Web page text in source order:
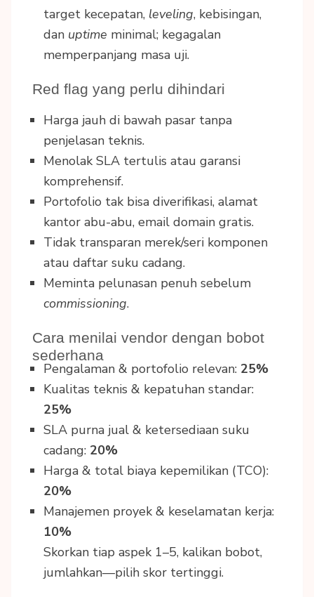
target kecepatan, leveling, kebisingan,
dan uptime minimal; kegagalan
memperpanjang masa uji.
Red flag yang perlu dihindari
Harga jauh di bawah pasar tanpa
penjelasan teknis.
Menolak SLA tertulis atau garansi
komprehensif.
Portofolio tak bisa diverifikasi, alamat
kantor abu-abu, email domain gratis.
Tidak transparan merek/seri komponen
atau daftar suku cadang.
Meminta pelunasan penuh sebelum
commissioning.
Cara menilai vendor dengan bobot
sederhana
Pengalaman & portofolio relevan: 25%
Kualitas teknis & kepatuhan standar:
25%
SLA purna jual & ketersediaan suku
cadang: 20%
Harga & total biaya kepemilikan (TCO):
20%
Manajemen proyek & keselamatan kerja:
10%
Skorkan tiap aspek 1–5, kalikan bobot,
jumlahkan—pilih skor tertinggi.